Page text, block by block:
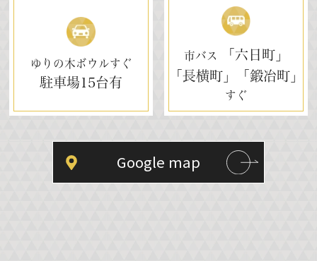
Google map
ゆりの木ボウルすぐ
駐車場15台有
市バス
「六日町」
「長横町」「鍛冶町」
すぐ